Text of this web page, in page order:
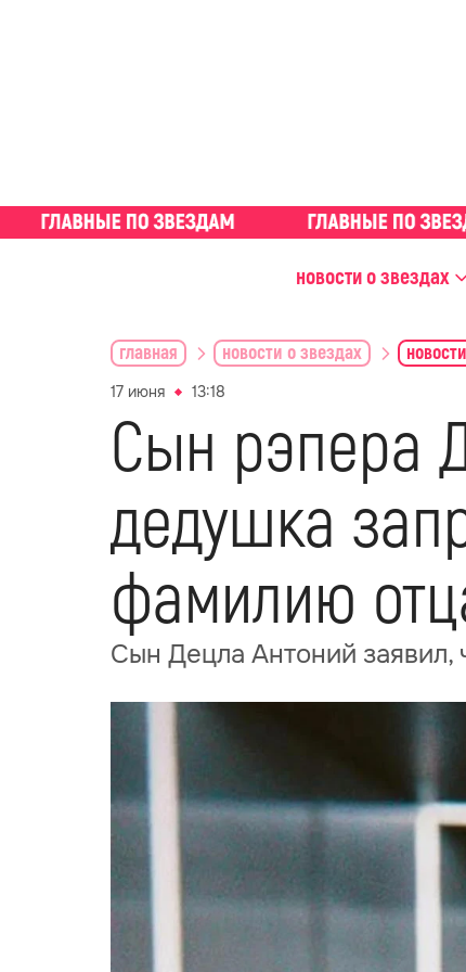
новости о звездах
главная новости о звездах новости
17 июня 13:18
Сын рэпера
дедушка
фамилию
Сын Децла Антоний заявил,